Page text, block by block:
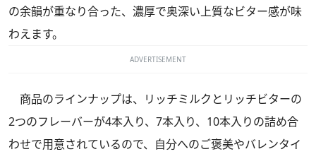
の余韻が重なり合った、濃厚で奥深い上質なビター感が味
わえます。
ADVERTISEMENT
商品のラインナップは、リッチミルクとリッチビターの
2つのフレーバーが4本入り、7本入り、10本入りの詰め合
わせで用意されているので、自分へのご褒美やバレンタイ